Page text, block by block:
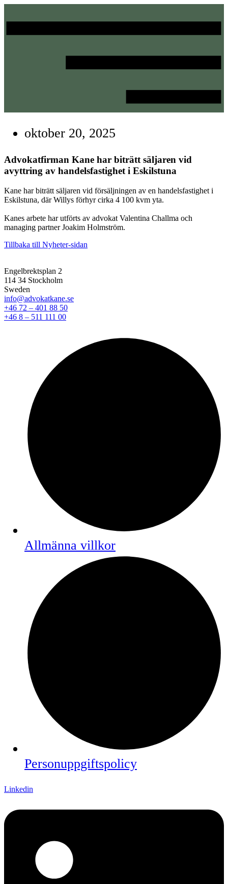
oktober 20, 2025
Advokatfirman Kane har biträtt säljaren vid
avyttring av handelsfastighet i Eskilstuna
Kane har biträtt säljaren vid försäljningen av en handelsfastighet i
Eskilstuna, där Willys förhyr cirka 4 100 kvm yta.
Kanes arbete har utförts av advokat Valentina Challma och
managing partner Joakim Holmström.
Tillbaka till Nyheter-sidan
Engelbrektsplan 2
114 34 Stockholm
Sweden
info@advokatkane.se
+46 72 – 401 88 50
+46 8 – 511 111 00
Allmänna villkor
Personuppgiftspolicy
Linkedin